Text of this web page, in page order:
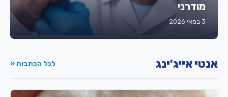
מודרני
3 במאי 2026
אנטי אייג'ינג לכל הכתבות «